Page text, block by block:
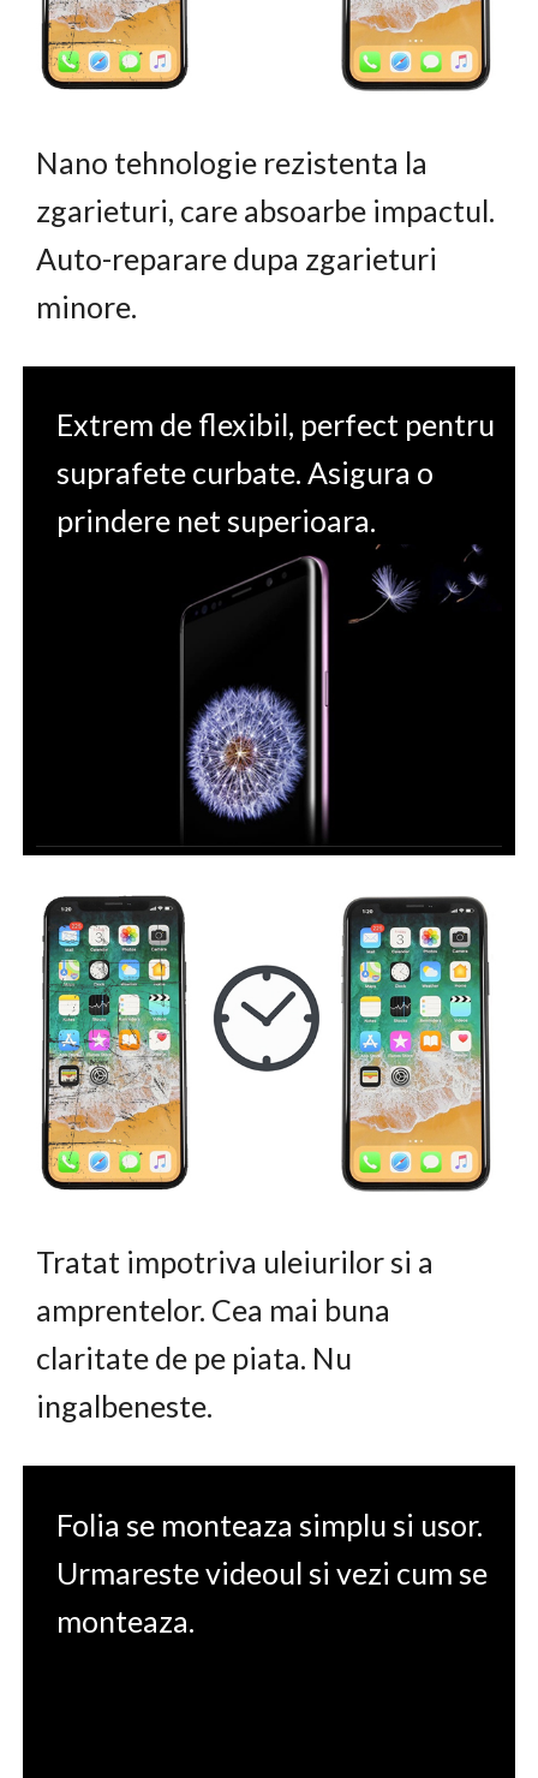
Nano tehnologie rezistenta la
zgarieturi, care absoarbe impactul.
Auto-reparare dupa zgarieturi
minore.
Extrem de flexibil, perfect pentru
suprafete curbate. Asigura o
prindere net superioara.
Tratat impotriva uleiurilor si a
amprentelor. Cea mai buna
claritate de pe piata. Nu
ingalbeneste.
Folia se monteaza simplu si usor.
Urmareste videoul si vezi cum se
monteaza.